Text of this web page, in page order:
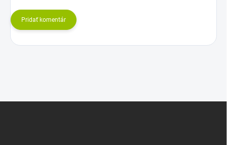
Pridať komentár